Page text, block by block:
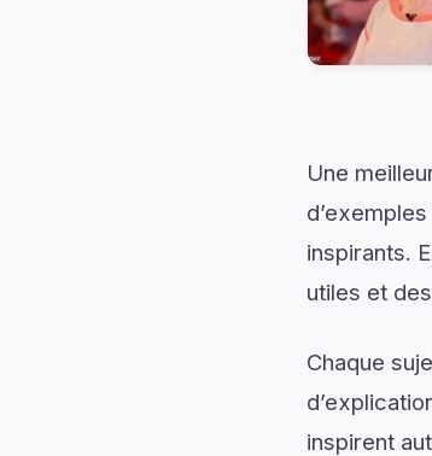
Une
inspirants.
utiles et
Chaque
inspirent